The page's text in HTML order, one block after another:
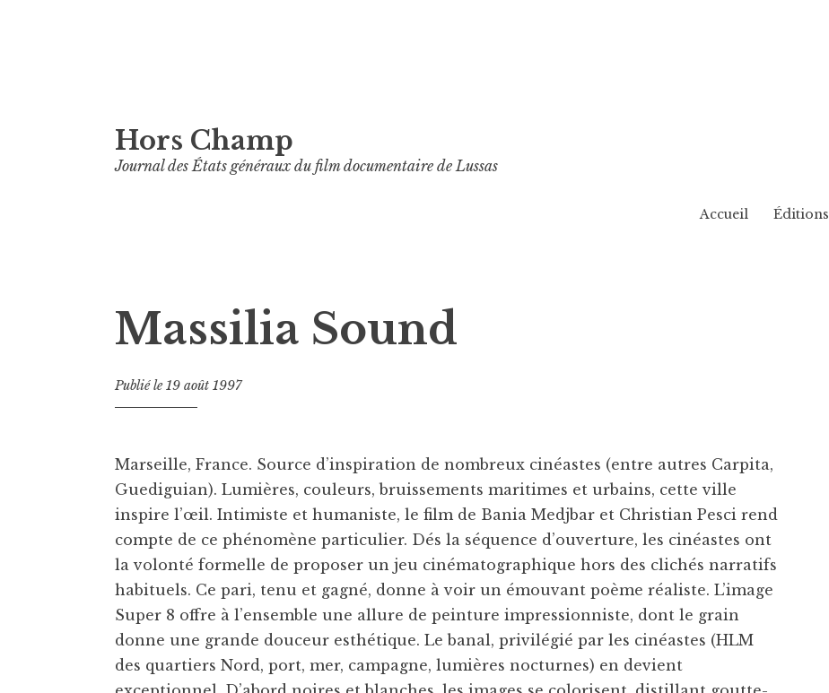
au
contenu
Hors Champ
Journal des États généraux du film documentaire de Lussas
Accueil Éditions
Massilia Sound
Publié le19 août 1997
Marseille, France. Source d’inspiration de nombreux cinéastes (entre autres Carpita,
Guediguian). Lumières, couleurs, bruissements maritimes et urbains, cette ville
inspire l’œil. Intimiste et humaniste, le film de Bania Medjbar et Christian Pesci rend
compte de ce phénomène particulier. Dés la séquence d’ouverture, les cinéastes ont
la volonté formelle de proposer un jeu cinématographique hors des clichés narratifs
habituels. Ce pari, tenu et gagné, donne à voir un émouvant poème réaliste. L’image
Super 8 offre à l’ensemble une allure de peinture impressionniste, dont le grain
donne une grande douceur esthétique. Le banal, privilégié par les cinéastes (HLM
des quartiers Nord, port, mer, campagne, lumières nocturnes) en devient